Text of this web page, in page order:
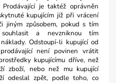
Prodávající je taktéž oprávněn
kupujícím již při vrácení
jiným způsobem, pokud s tím
a nevzniknou tím
Odstoupí-li kupující od
není povinen vrátit
kupujícímu dříve, než
zboží, nebo než mu kupující
odeslal zpět, podle toho, co